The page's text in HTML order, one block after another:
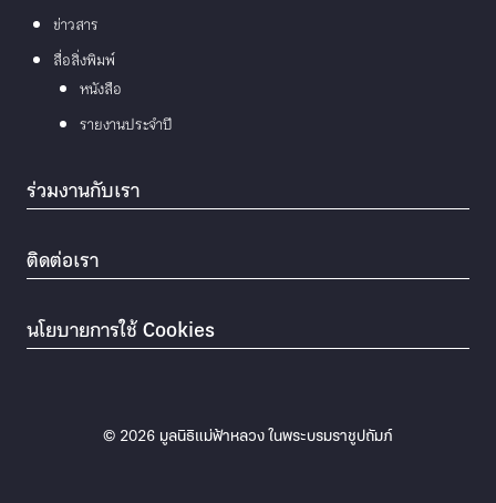
ข่าวสาร
สื่อสิ่งพิมพ์
หนังสือ
รายงานประจำปี
ร่วมงานกับเรา
ติดต่อเรา
นโยบายการใช้ Cookies
© 2026 มูลนิธิแม่ฟ้าหลวง ในพระบรมราชูปถัมภ์